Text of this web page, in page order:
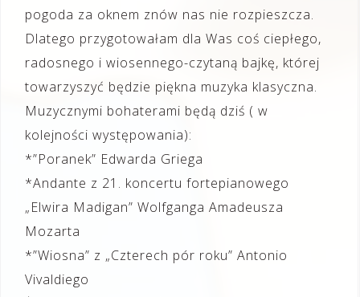
pogoda za oknem znów nas nie rozpieszcza.
Dlatego przygotowałam dla Was coś ciepłego,
radosnego i wiosennego-czytaną bajkę, której
towarzyszyć będzie piękna muzyka klasyczna.
Muzycznymi bohaterami będą dziś ( w
kolejności występowania):
*”Poranek” Edwarda Griega
*Andante z 21. koncertu fortepianowego
„Elwira Madigan” Wolfganga Amadeusza
Mozarta
*”Wiosna” z „Czterech pór roku” Antonio
Vivaldiego